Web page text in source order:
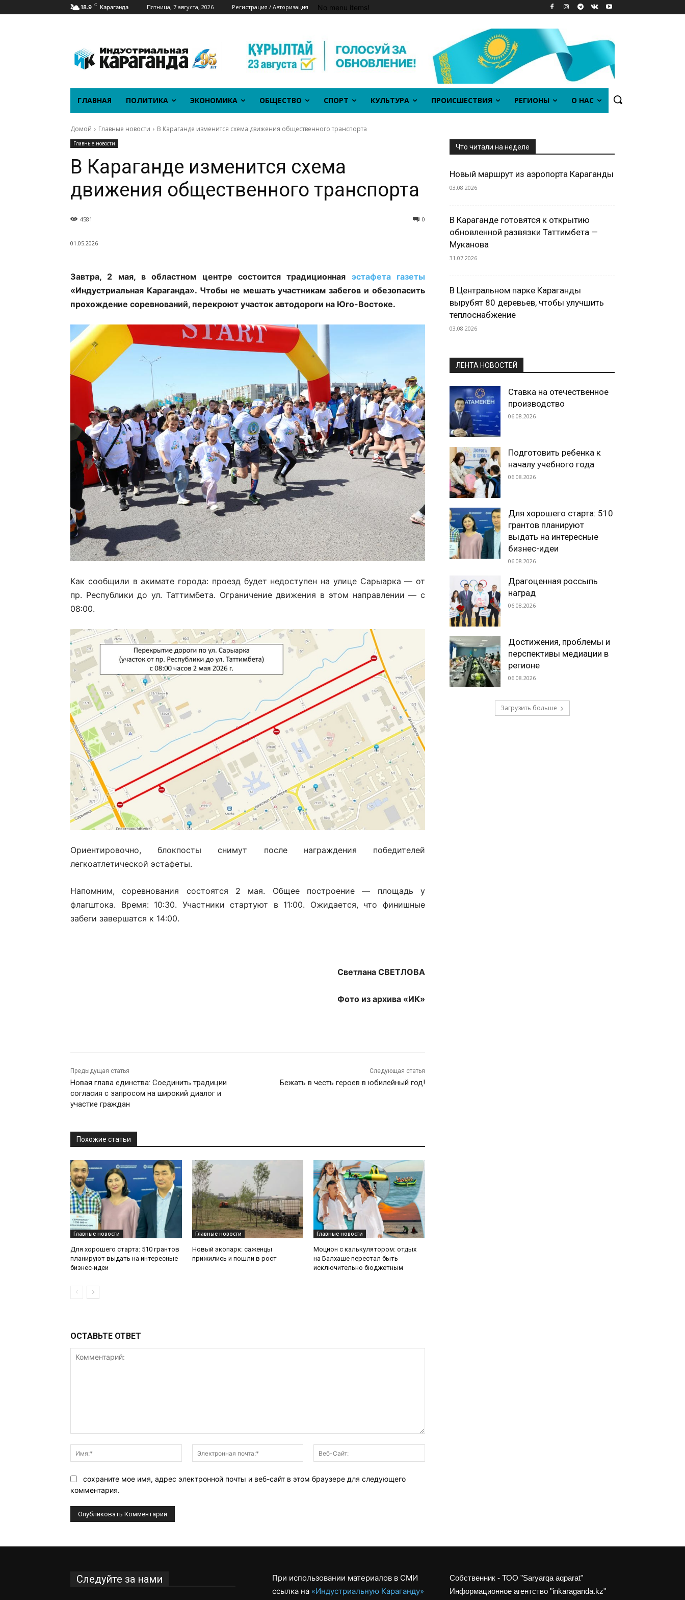
18.9 C Караганда Пятница, 7 августа, 2026 Регистрация / Авторизация No menu items!
ГЛАВНАЯ ПОЛИТИКА ЭКОНОМИКА ОБЩЕСТВО СПОРТ КУЛЬТУРА ПРОИСШЕСТВИЯ РЕГИОНЫ О НАС
Домой Главные новости В Караганде изменится схема движения общественного транспорта
Главные новости
В Караганде изменится схема
движения общественного транспорта
0
4581
01.05.2026
Завтра, 2 мая, в областном центре состоится традиционная эстафета газеты
«Индустриальная Караганда». Чтобы не мешать участникам забегов и обезопасить
прохождение соревнований, перекроют участок автодороги на Юго-Востоке.
Как сообщили в акимате города: проезд будет недоступен на улице Сарыарка — от
пр. Республики до ул. Таттимбета. Ограничение движения в этом направлении — с
08:00.
Ориентировочно, блокпосты снимут после награждения победителей
легкоатлетической эстафеты.
Напомним, соревнования состоятся 2 мая. Общее построение — площадь у
флагштока. Время: 10:30. Участники стартуют в 11:00. Ожидается, что финишные
забеги завершатся к 14:00.
Светлана СВЕТЛОВА
Фото из архива «ИК»
Предыдущая статья
Новая глава единства: Соединить традиции
согласия с запросом на широкий диалог и
участие граждан
Следующая статья
Бежать в честь героев в юбилейный год!
Похожие статьи
Главные новости
Для хорошего старта: 510 грантов
планируют выдать на интересные
бизнес-идеи
Главные новости
Новый экопарк: саженцы
прижились и пошли в рост
Главные новости
Моцион с калькулятором: отдых
на Балхаше перестал быть
исключительно бюджетным
ОСТАВЬТЕ ОТВЕТ
Имя:*
Электронная
почта:*
Сайт:
сохраните мое имя, адрес электронной почты и веб-сайт в этом браузере для следующего
комментария.
Что читали на неделе
Новый маршрут из аэропорта Караганды
03.08.2026
В Караганде готовятся к открытию
обновленной развязки Таттимбета —
Муканова
31.07.2026
В Центральном парке Караганды
вырубят 80 деревьев, чтобы улучшить
теплоснабжение
03.08.2026
ЛЕНТА НОВОСТЕЙ
Ставка на отечественное
производство
06.08.2026
Подготовить ребенка к
началу учебного года
06.08.2026
Для хорошего старта: 510
грантов планируют
выдать на интересные
бизнес-идеи
06.08.2026
Драгоценная россыпь
наград
06.08.2026
Достижения, проблемы и
перспективы медиации в
регионе
06.08.2026
Загрузить больше
Следуйте за нами
При использовании материалов в СМИ
ссылка на «Индустриальную Караганду»
Собственник - ТОО "Saryarqa aqparat"
Информационное агентство "inkaraganda.kz"